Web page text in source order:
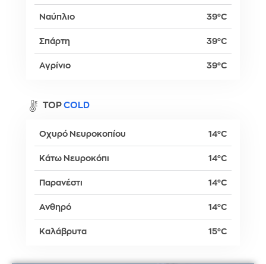
Ναύπλιο 39°C
Σπάρτη 39°C
Αγρίνιο 39°C
TOP COLD
Οχυρό Νευροκοπίου 14°C
Κάτω Νευροκόπι 14°C
Παρανέστι 14°C
Ανθηρό 14°C
Καλάβρυτα 15°C